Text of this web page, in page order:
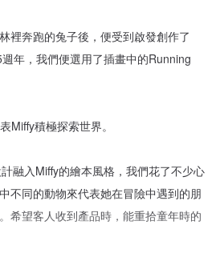
裡奔跑的兔子後，便受到啟發創作了
年，我們便選用了插畫中的Running
Miffy積極探索世界。
融入Miffy的繪本風格，我們花了不少心
不同的動物來代表她在冒險中遇到的朋
希望客人收到產品時，能重拾童年時的